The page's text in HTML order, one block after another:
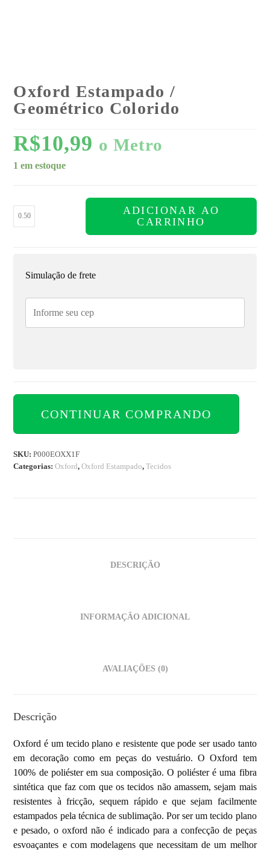
Oxford Estampado /
Geométrico Colorido
R$10,99 o Metro
1 em estoque
ADICIONAR AO
CARRINHO
Simulação de frete
CONTINUAR COMPRANDO
SKU:P000EOXX1F
Categorias:Oxford,Oxford Estampado,Tecidos
DESCRIÇÃO
INFORMAÇÃO ADICIONAL
AVALIAÇÕES (0)
Descrição
Oxford é um tecido plano e resistente que pode ser usado tanto
em decoração como em peças do vestuário. O Oxford tem
100% de poliéster em sua composição. O poliéster é uma fibra
sintética que faz com que os tecidos não amassem, sejam mais
resistentes à fricção, sequem rápido e que sejam facilmente
estampados pela técnica de sublimação. Por ser um tecido plano
e pesado, o oxford não é indicado para a confecção de peças
esvoaçantes e com modelagens que necessitam de um melhor